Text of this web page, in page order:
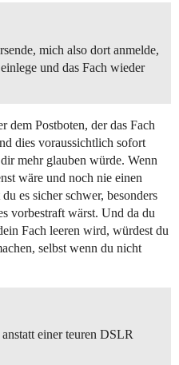
mich also dort anmelde,
und das Fach wieder
dem Postboten, der das Fach
dies voraussichtlich sofort
mehr glauben würde. Wenn
wäre und noch nie einen
es sicher schwer, besonders
vorbestraft wärst. Und da du
Fach leeren wird, würdest du
selbst wenn du nicht
einer teuren DSLR